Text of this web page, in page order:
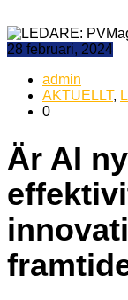
28 februari, 2024
admin
AKTUELLT,
0
Är AI